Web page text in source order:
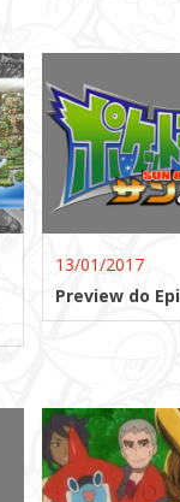
13/01/2017
Preview do